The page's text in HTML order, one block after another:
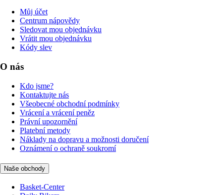
Můj účet
Centrum nápovědy
Sledovat mou objednávku
Vrátit mou objednávku
Kódy slev
O nás
Kdo jsme?
Kontaktujte nás
Všeobecné obchodní podmínky
Vrácení a vrácení peněz
Právní upozornění
Platební metody
Náklady na dopravu a možnosti doručení
Oznámení o ochraně soukromí
Naše obchody
Basket-Center